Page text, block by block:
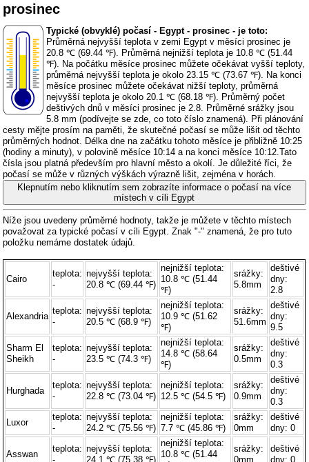
prosinec
Typické (obvyklé) počasí - Egypt - prosinec - je toto:
Průměrná nejvyšší teplota v zemi Egypt v měsíci prosinec je
20.8 ℃ (69.44 ℉). Průměrná nejnižší teplota je 10.8 ℃ (51.44
℉). Na počátku měsíce prosinec můžete očekávat vyšší teploty,
průměrná nejvyšší teplota je okolo 23.15 ℃ (73.67 ℉). Na konci
měsíce prosinec můžete očekávat nižší teploty, průměrná
nejvyšší teplota je okolo 20.1 ℃ (68.18 ℉). Průměrný počet
deštivých dnů v měsíci prosinec je 2.8. Průměrné srážky jsou
5.8 mm (podívejte se zde, co toto číslo znamená). Při plánování
cesty mějte prosím na paměti, že skutečné počasí se může lišit od těchto
průměrných hodnot. Délka dne na začátku tohoto měsíce je přibližně 10:25
(hodiny a minuty), v polovině měsíce 10:14 a na konci měsíce 10:12.Tato
čísla jsou platná především pro hlavní město a okolí. Je důležité říci, že
počasí se může v různých výškách výrazně lišit, zejména v horách.
Klepnutím nebo kliknutím sem zobrazíte informace o počasí na více
místech v cíli Egypt
Níže jsou uvedeny průměrné hodnoty, takže je můžete v těchto místech
považovat za typické počasí v cíli Egypt. Znak "-" znamená, že pro tuto
položku nemáme dostatek údajů.
Cairo
teplota:
-
nejvyšší teplota:
20.8 ℃ (69.44 ℉)
nejnižší teplota:
10.8 ℃ (51.44
℉)
srážky:
5.8mm
deštivé
dny:
2.8
Alexandria
teplota:
-
nejvyšší teplota:
20.5 ℃ (68.9 ℉)
nejnižší teplota:
10.9 ℃ (51.62
℉)
srážky:
51.6mm
deštivé
dny:
9.5
Sharm El
Sheikh
teplota:
-
nejvyšší teplota:
23.5 ℃ (74.3 ℉)
nejnižší teplota:
14.8 ℃ (58.64
℉)
srážky:
0.5mm
deštivé
dny:
0.3
Hurghada
teplota:
-
nejvyšší teplota:
22.8 ℃ (73.04 ℉)
nejnižší teplota:
12.5 ℃ (54.5 ℉)
srážky:
0.9mm
deštivé
dny:
0.3
Luxor
teplota:
-
nejvyšší teplota:
24.2 ℃ (75.56 ℉)
nejnižší teplota:
7.7 ℃ (45.86 ℉)
srážky:
0mm
deštivé
dny: 0
Asswan
teplota:
-
nejvyšší teplota:
24.1 ℃ (75.38 ℉)
nejnižší teplota:
10.8 ℃ (51.44
srážky:
0mm
deštivé
dny: 0